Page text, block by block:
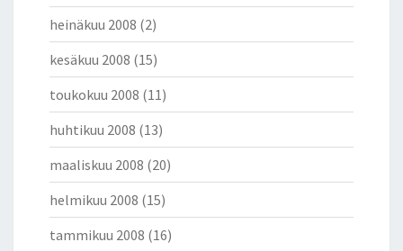
heinäkuu 2008 (2)
kesäkuu 2008 (15)
toukokuu 2008 (11)
huhtikuu 2008 (13)
maaliskuu 2008 (20)
helmikuu 2008 (15)
tammikuu 2008 (16)